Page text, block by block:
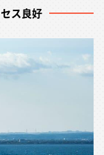
ス良好